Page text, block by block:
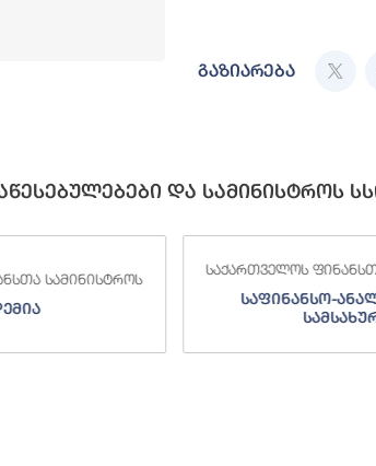
გაზიარება
და სამინისტროს
სამინისტროს
საქართველოს
საფინანსო-